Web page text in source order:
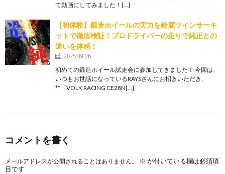
て動画にしてみました！[…]
【初体験】鍛造ホイールの実力を鈴鹿ツインサーキ
ットで徹底検証！プロドライバーの走りで純正との
違いを体感！
2025.09.26
初めての鍛造ホイール試走会に参加してきました！ 今回は、
いつもお世話になっているRAYSさんにお招きいただき、
**「VOLK RACING CE28N[…]
コメントを書く
メールアドレスが公開されることはありません。 ※ が付いている欄は必須項
目です